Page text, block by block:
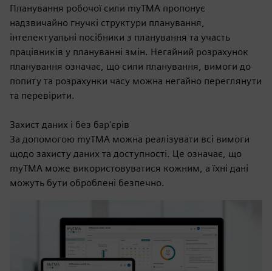
Планування робочої сили myTMA пропонує
надзвичайно гнучкі структури планування,
інтелектуальні посібники з планування та участь
працівників у плануванні змін. Негайний розрахунок
планування означає, що сили планування, вимоги до
попиту та розрахунки часу можна негайно переглянути
та перевірити.
Захист даних і без бар'єрів
За допомогою myTMA можна реалізувати всі вимоги
щодо захисту даних та доступності. Це означає, що
myTMA може використовуватися кожним, а їхні дані
можуть бути оброблені безпечно.